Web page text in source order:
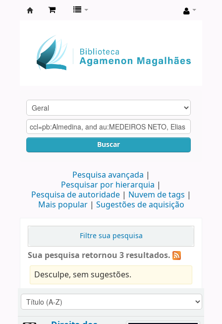
Agamenon
Magalhães
Buscar
Pesquisa avançada
Pesquisar por hierarquia
Pesquisa de autoridade
Nuvem de tags
Mais popular
Sugestões de aquisição
Filtre sua pesquisa
Sua pesquisa retornou 3 resultados.
Desculpe, sem sugestões.